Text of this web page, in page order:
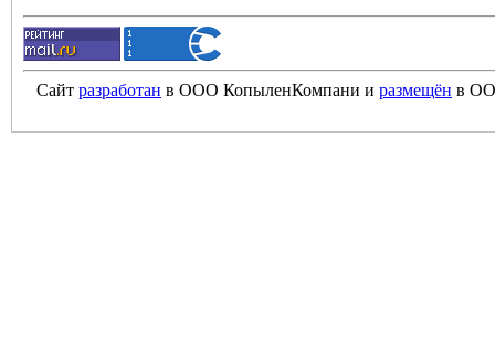
Сайт разработан в ООО КопыленКомпани и размещён в